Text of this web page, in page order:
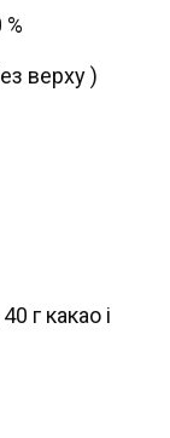
верху )
г какао і